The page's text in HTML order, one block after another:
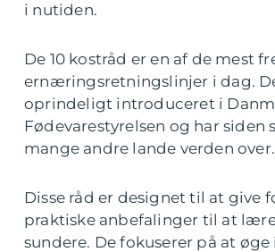
i nutiden.
De 10 kostråd er en af de mest
ernæringsretningslinjer i dag.
oprindeligt introduceret i
Fødevarestyrelsen og har siden
mange andre lande verden over.
Disse råd er designet til at give
praktiske anbefalinger til at
sundere. De fokuserer på at